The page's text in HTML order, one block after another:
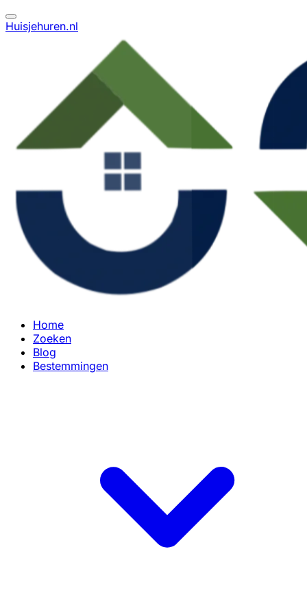
Huisjehuren.nl
Home
Zoeken
Blog
Bestemmingen